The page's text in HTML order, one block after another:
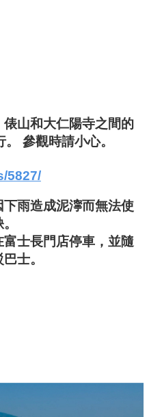
俵山和大仁陽寺之間的
參觀時請小心。
5827/
雨造成泥濘而無法使
士長門店停車，並隨
士。